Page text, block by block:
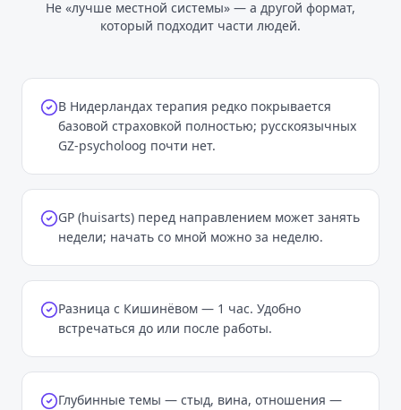
Не «лучше местной системы» — а другой формат,
который подходит части людей.
В Нидерландах терапия редко покрывается
базовой страховкой полностью; русскоязычных
GZ-psycholoog почти нет.
GP (huisarts) перед направлением может занять
недели; начать со мной можно за неделю.
Разница с Кишинёвом — 1 час. Удобно
встречаться до или после работы.
Глубинные темы — стыд, вина, отношения —